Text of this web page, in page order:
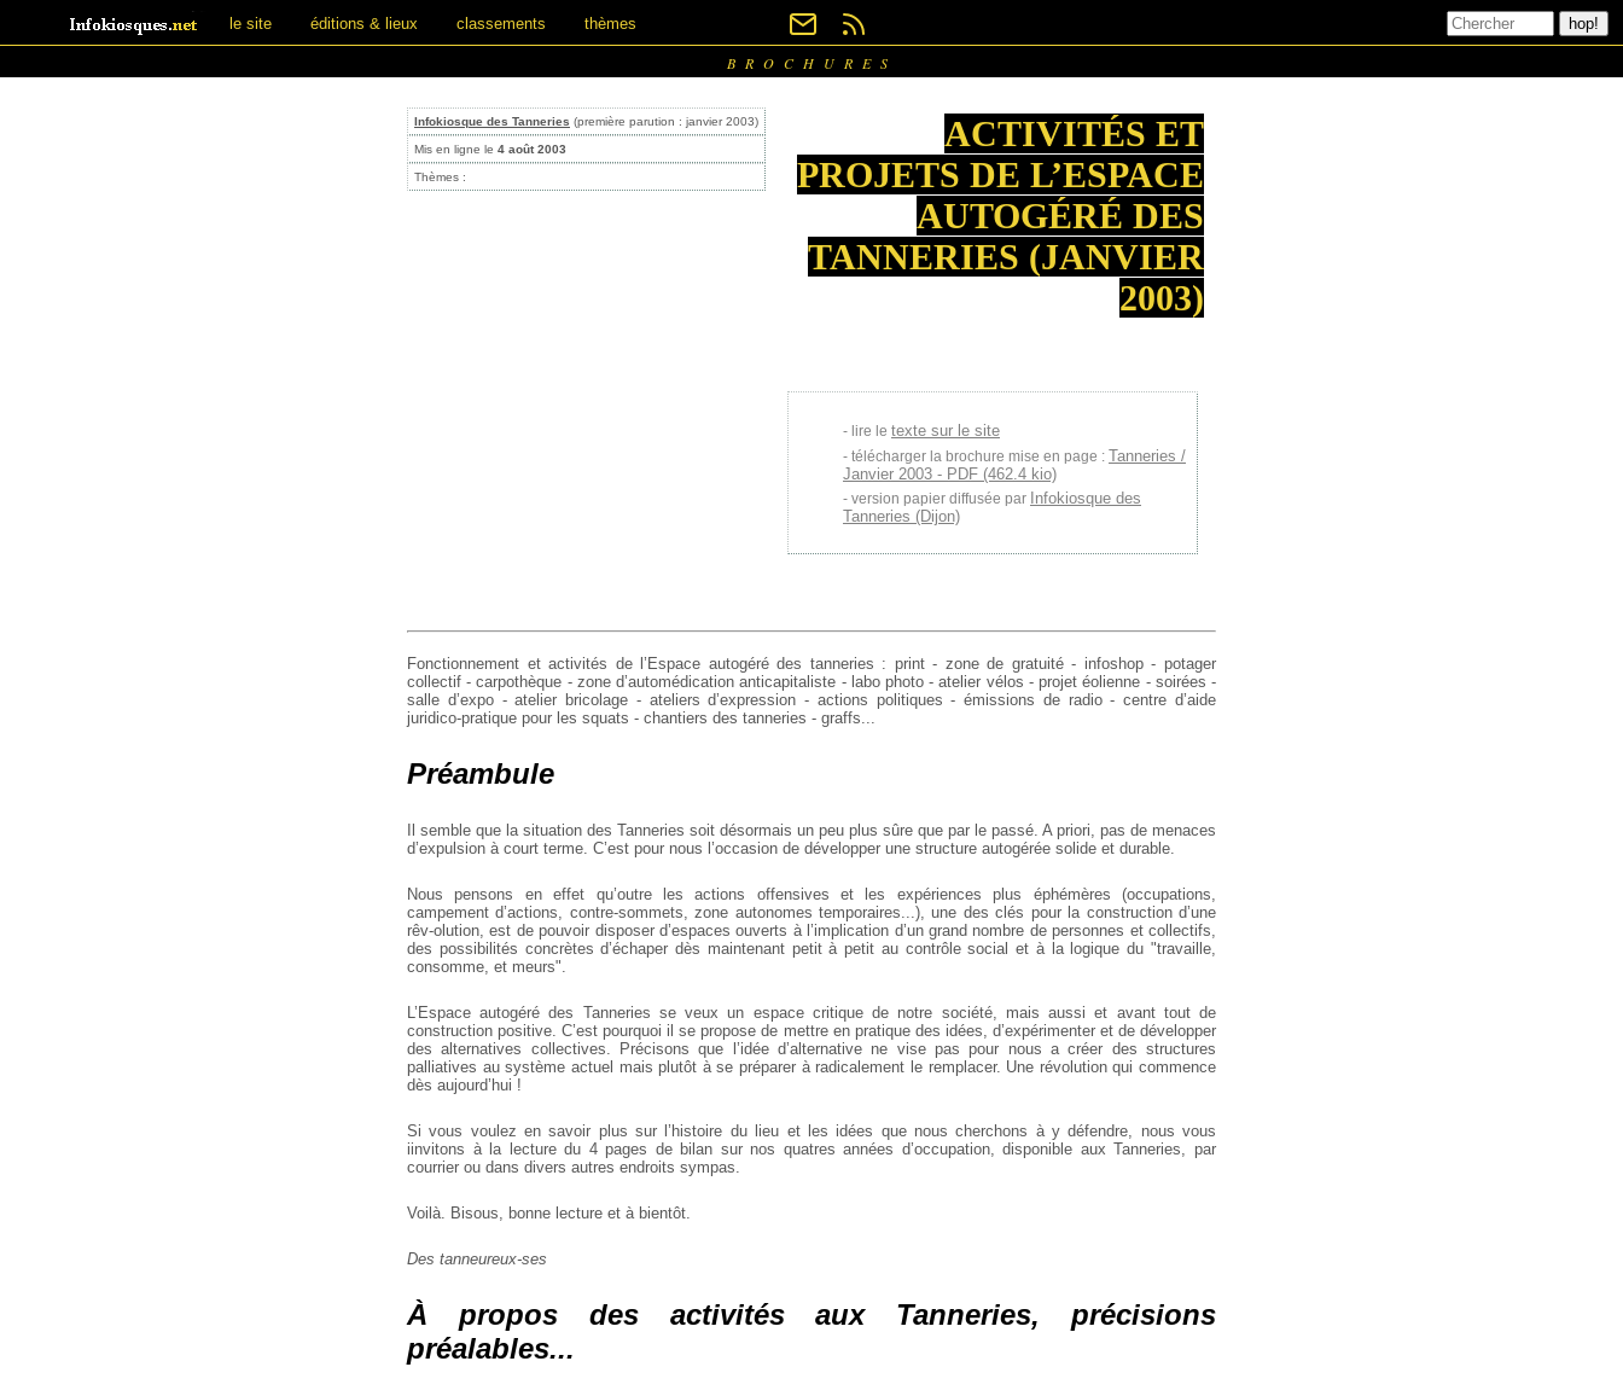
le site éditions & lieux classements thèmes
BROCHURES
Infokiosque des Tanneries (première parution : janvier 2003)
Mis en ligne le 4 août 2003
Thèmes :
ACTIVITÉS ET
PROJETS DE L’ESPACE
AUTOGÉRÉ DES
TANNERIES (JANVIER
2003)
lire le texte sur le site
télécharger la brochure mise en page : Tanneries /
Janvier 2003 - PDF (462.4 kio)
version papier diffusée par Infokiosque des
Tanneries (Dijon)
Fonctionnement et activités de l’Espace autogéré des tanneries : print - zone de gratuité - infoshop - potager
collectif - carpothèque - zone d’automédication anticapitaliste - labo photo - atelier vélos - projet éolienne - soirées -
salle d’expo - atelier bricolage - ateliers d’expression - actions politiques - émissions de radio - centre d’aide
juridico-pratique pour les squats - chantiers des tanneries - graffs...
Préambule
Il semble que la situation des Tanneries soit désormais un peu plus sûre que par le passé. A priori, pas de menaces
d’expulsion à court terme. C’est pour nous l’occasion de développer une structure autogérée solide et durable.
Nous pensons en effet qu’outre les actions offensives et les expériences plus éphémères (occupations,
campement d’actions, contre-sommets, zone autonomes temporaires...), une des clés pour la construction d’une
rêv-olution, est de pouvoir disposer d’espaces ouverts à l’implication d’un grand nombre de personnes et collectifs,
des possibilités concrètes d’échaper dès maintenant petit à petit au contrôle social et à la logique du "travaille,
consomme, et meurs".
L’Espace autogéré des Tanneries se veux un espace critique de notre société, mais aussi et avant tout de
construction positive. C’est pourquoi il se propose de mettre en pratique des idées, d’expérimenter et de développer
des alternatives collectives. Précisons que l’idée d’alternative ne vise pas pour nous a créer des structures
palliatives au système actuel mais plutôt à se préparer à radicalement le remplacer. Une révolution qui commence
dès aujourd’hui !
Si vous voulez en savoir plus sur l’histoire du lieu et les idées que nous cherchons à y défendre, nous vous
iinvitons à la lecture du 4 pages de bilan sur nos quatres années d’occupation, disponible aux Tanneries, par
courrier ou dans divers autres endroits sympas.
Voilà. Bisous, bonne lecture et à bientôt.
Des tanneureux-ses
À propos des activités aux Tanneries, précisions
préalables...